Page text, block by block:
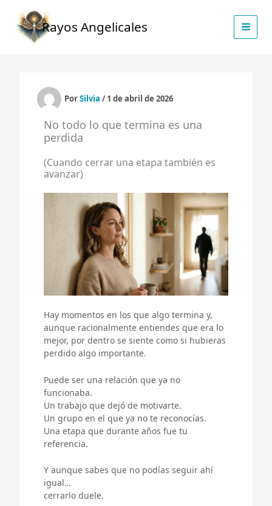
contenidoRayos Angelicales
PorSilvia / 1 de abril de 2026
No todo lo que termina es una
perdida
(Cuando cerrar una etapa también es
avanzar)
Hay momentos en los que algo termina y,
aunque racionalmente entiendes que era lo
mejor, por dentro se siente como si hubieras
perdido algo importante.
Puede ser una relación que ya no
funcionaba.
Un trabajo que dejó de motivarte.
Un grupo en el que ya no te reconocías.
Una etapa que durante años fue tu
referencia.
Y aunque sabes que no podías seguir ahí
igual…
cerrarlo duele.